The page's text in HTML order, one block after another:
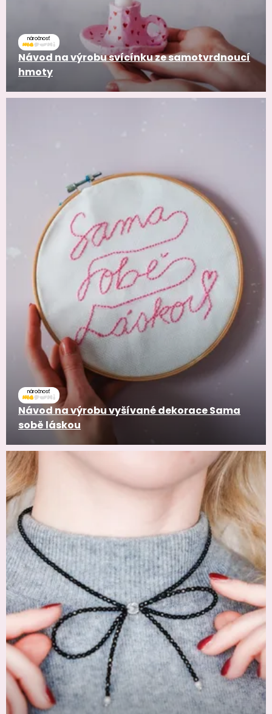
náročnosť
Návod na výrobu svícínku ze samotvrdnoucí
hmoty
náročnosť
Návod na výrobu vyšívané dekorace Sama
sobě láskou